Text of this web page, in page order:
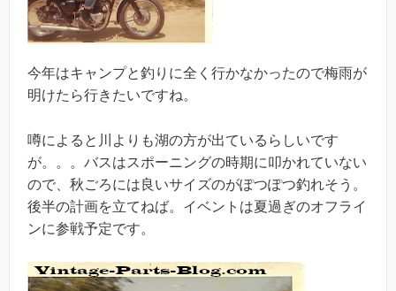
今年はキャンプと釣りに全く行かなかったので梅雨が
明けたら行きたいですね。
噂によると川よりも湖の方が出ているらしいです
が。。。バスはスポーニングの時期に叩かれていない
ので、秋ごろには良いサイズのがぽつぽつ釣れそう。
後半の計画を立てねば。イベントは夏過ぎのオフライ
ンに参戦予定です。